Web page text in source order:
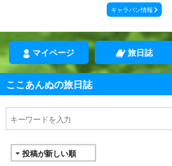
キャラバン情報
マイページ 旅日誌
ここあんぬの旅日誌